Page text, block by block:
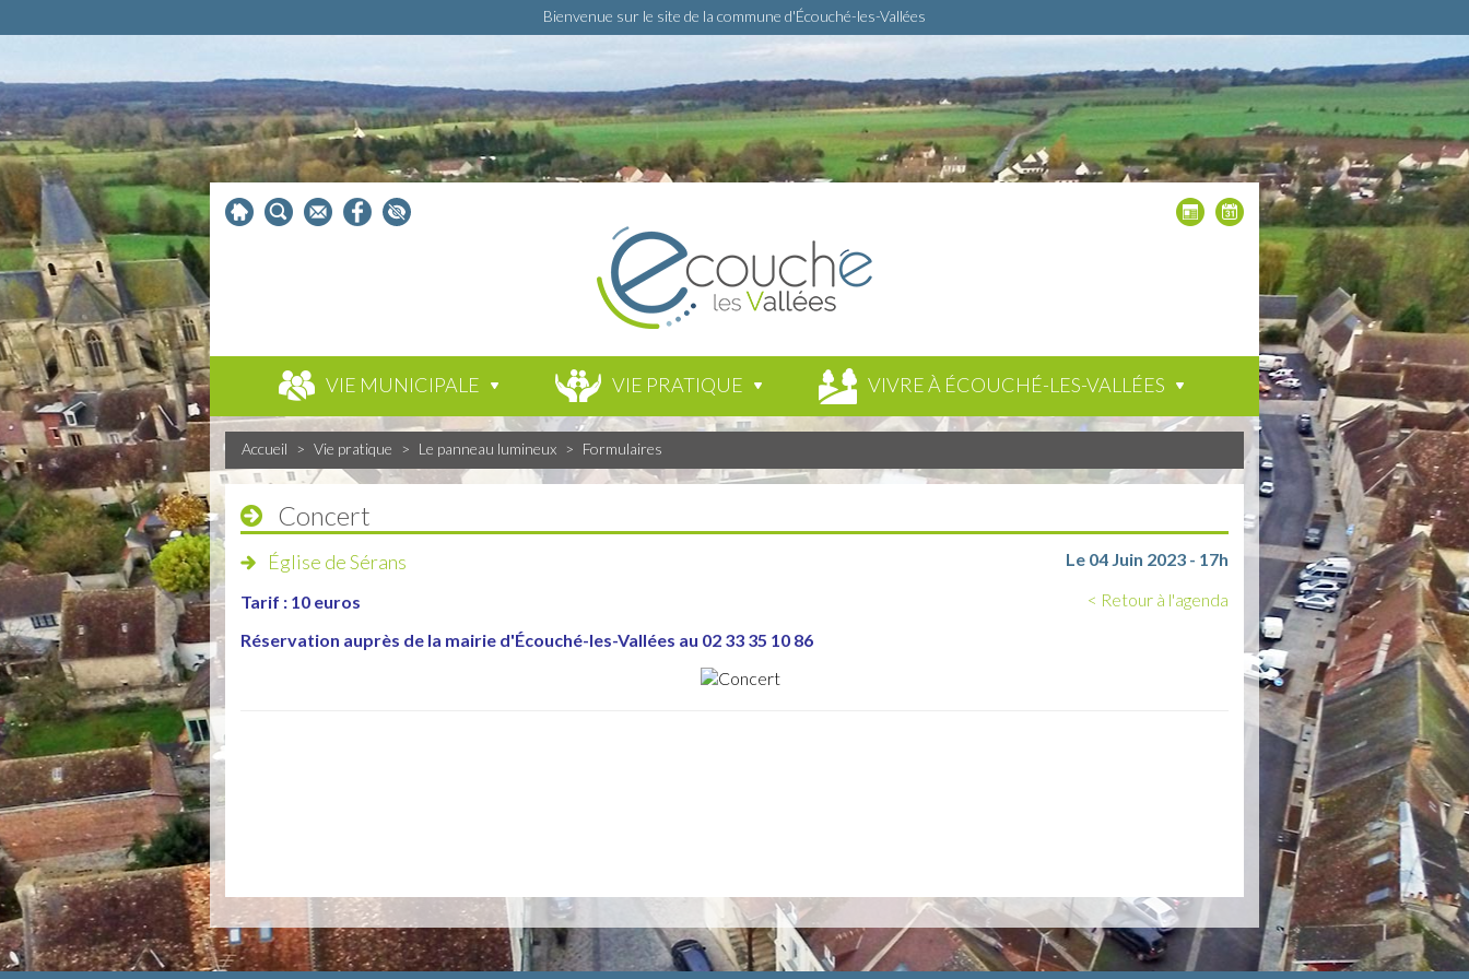
Bienvenue sur le site de la commune d'Écouché-les-Vallées
VIE MUNICIPALE VIE PRATIQUE VIVRE À ÉCOUCHÉ-LES-VALLÉES
Accueil > Vie pratique > Le panneau lumineux > Formulaires
Concert
Église de Sérans
Le 04 Juin 2023 - 17h
< Retour à l'agenda
Tarif : 10 euros
Réservation auprès de la mairie d'Écouché-les-Vallées au 02 33 35 10 86